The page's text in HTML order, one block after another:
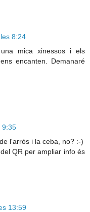
8:24
mica xinessos i els
encanten. Demanaré
9:35
l'arròs i la ceba, no? :-)
QR per ampliar info és
13:59